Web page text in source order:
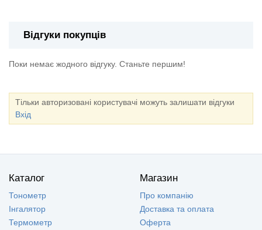
Відгуки покупців
Поки немає жодного відгуку. Станьте першим!
Тільки авторизовані користувачі можуть залишати відгуки
Вхід
Каталог
Тонометр
Інгалятор
Термометр
Магазин
Про компанію
Доставка та оплата
Оферта